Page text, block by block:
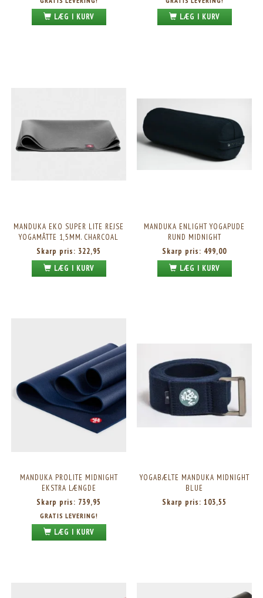
LÆG I KURV LÆG I KURV
MANDUKA EKO SUPER LITE REJSE
YOGAMÅTTE 1,5MM. CHARCOAL
Skarp pris: 322,95
LÆG I KURV
MANDUKA ENLIGHT YOGAPUDE
RUND MIDNIGHT
Skarp pris: 499,00
LÆG I KURV
MANDUKA PROLITE MIDNIGHT
EKSTRA LÆNGDE
Skarp pris: 739,95
GRATIS LEVERING!
LÆG I KURV
YOGABÆLTE MANDUKA MIDNIGHT
BLUE
Skarp pris: 103,55